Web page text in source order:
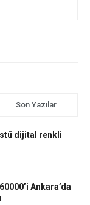
Son Yazılar
dijital renkli
Ankara’da